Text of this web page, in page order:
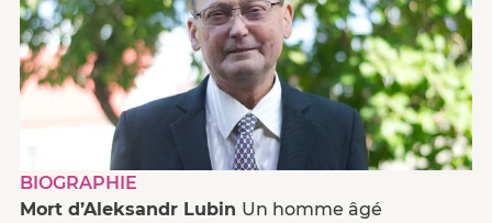
BIOGRAPHIE
Mort d’Aleksandr Lubin Un homme âgé